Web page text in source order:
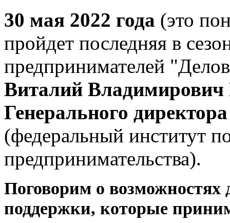
30 мая 2022 года (это
пройдет последняя в
предпринимателей
Виталий
Генерального
(федеральный институт
предпринимательства).
Поговорим о возможностях
поддержки, которые